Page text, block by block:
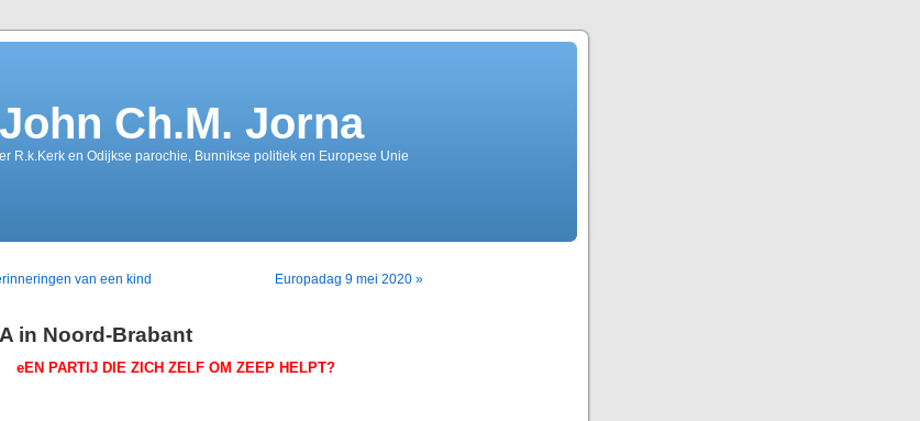
John Ch.M. Jorna
R.k.Kerk en Odijkse parochie, Bunnikse politiek en Europese Unie
van een kind Europadag 9 mei 2020 »
in Noord-Brabant
eEN PARTIJ DIE ZICH ZELF OM ZEEP HELPT?